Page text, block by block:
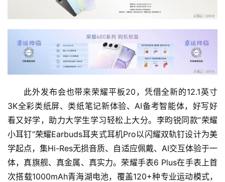
此外发布会也带来荣耀平板20，凭借全新的12.1英寸
3K全彩类纸屏、类纸笔记新体验、AI备考智能体，好写好
看又好学，助力大学生学习轻松上大分。李昀锐同款“荣耀
小耳钉”荣耀Earbuds耳夹式耳机Pro以闪耀双轨钉设计为美
学起点，集Hi-Res无损音质、自适应佩戴、AI交互体验于一
体，真旗舰、真金属、真实力。荣耀手表6 Plus在手表上首
次搭载1000mAh青海湖电池，覆盖120+种专业运动模式，